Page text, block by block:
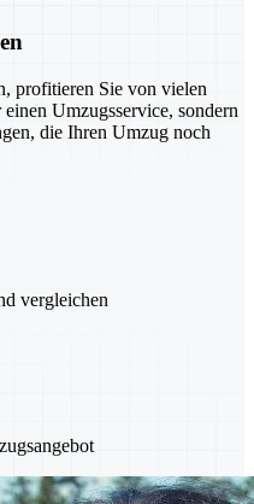
profitieren Sie von vielen
Umzugsservice, sondern
die Ihren Umzug noch
vergleichen